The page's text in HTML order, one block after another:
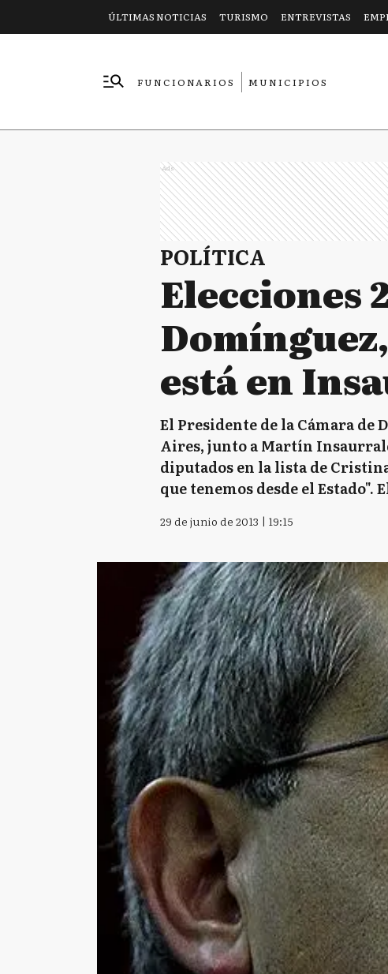
ÚLTIMAS NOTICIAS TURISMO ENTREVISTAS
FUNCIONARIOS
MUNICIPIOS
Ads
POLÍTICA
Elecciones
está en
El Presidente de la Cámara de
Aires, junto a Martín
diputados en la lista de
que tenemos desde el
29 de junio de 2013 | 19:15